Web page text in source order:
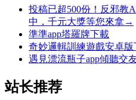
投稿已超500份！反邪教
中，千元大獎等您來拿→
準準app塔羅牌下載
奇妙邏輯訓練遊戲安卓版
遇見漂流瓶子app傾聽交
站长推荐